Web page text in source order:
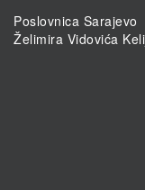
Poslovnica Sarajevo
Želimira Vidovića